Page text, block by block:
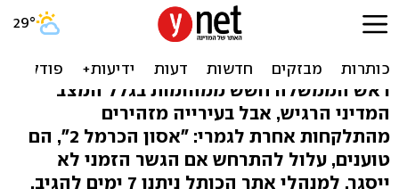
מהנדס העיר ירושלים: צו
סגירה לגשר המוגרבים
ראש הממשלה חשש ממהומות בגלל המצב
המדיני הרגיש, אבל בעירייה מזהירים
מהתלקחות אחרת לגמרי: "אסון הכרמל 2", הם
טוענים, עלול להתרחש אם הגשר הזמני לא
ייסגר. למנהלי אתר הכותל ניתנו 7 ימים להגיב.